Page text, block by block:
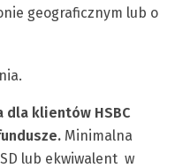
geograficznym lub o
dla klientów HSBC
Minimalna
lub ekwiwalent w